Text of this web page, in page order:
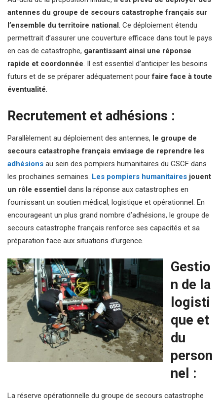
antennes du groupe de secours catastrophe français sur
l’ensemble du territoire national . Ce déploiement étendu
permettrait d’assurer une couverture efficace dans tout le pays
en cas de catastrophe, garantissant ainsi une réponse
rapide et coordonnée. Il est essentiel d’anticiper les besoins
futurs et de se préparer adéquatement pourfaire face à toute
éventualité.
Recrutement et adhésions :
Parallèlement au déploiement des antennes, le groupe de
secours catastrophe français envisage de reprendre les
adhésions au sein des pompiers humanitaires du GSCF dans
les prochaines semaines. Les pompiers humanitaires jouent
un rôle essentiel dans la réponse aux catastrophes en
fournissant un soutien médical, logistique et opérationnel. En
encourageant un plus grand nombre d’adhésions, le groupe de
secours catastrophe français renforce ses capacités et sa
préparation face aux situations d’urgence.
Gestio
n de la
logisti
que et
du
person
nel :
La réserve opérationnelle du groupe de secours catastrophe